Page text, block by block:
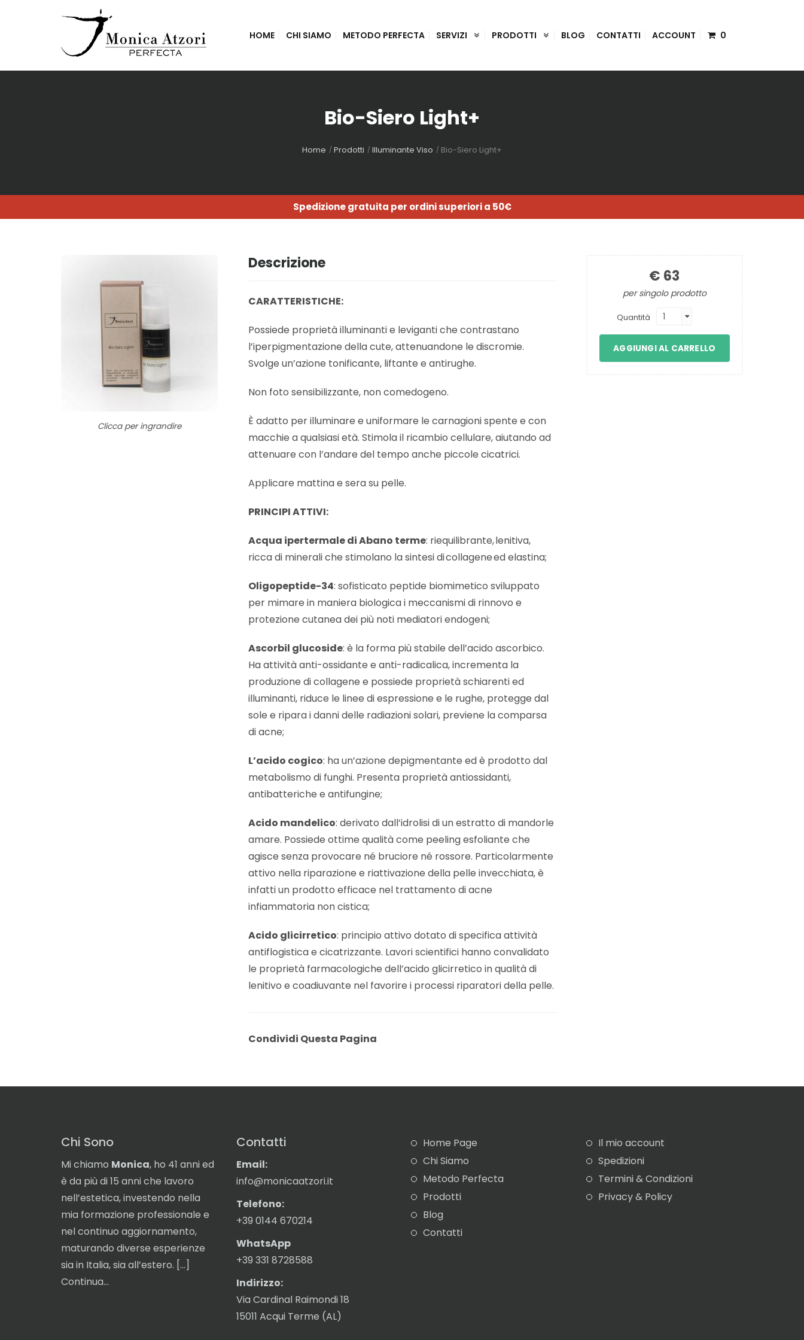
HOME CHI SIAMO METODO PERFECTA SERVIZI PRODOTTI BLOG CONTATTI ACCOUNT 0
Bio-Siero Light+
Home Prodotti Illuminante Viso Bio-Siero Light+
Spedizione gratuita per ordini superiori a 50€
Clicca per ingrandire
Descrizione
CARATTERISTICHE:
Possiede proprietà illuminanti e leviganti che contrastano
l’iperpigmentazione della cute, attenuandone le discromie.
Svolge un’azione tonificante, liftante e antirughe.
Non foto sensibilizzante, non comedogeno.
È adatto per illuminare e uniformare le carnagioni spente e con
macchie a qualsiasi età. Stimola il ricambio cellulare, aiutando ad
attenuare con l’andare del tempo anche piccole cicatrici.
Applicare mattina e sera su pelle.
PRINCIPI ATTIVI:
Acqua ipertermale di Abano terme: riequilibrante, lenitiva,
ricca di minerali che stimolano la sintesi di collagene ed elastina;
Oligopeptide-34: sofisticato peptide biomimetico sviluppato
per mimare in maniera biologica i meccanismi di rinnovo e
protezione cutanea dei più noti mediatori endogeni;
Ascorbil glucoside: è la forma più stabile dell’acido ascorbico.
Ha attività anti-ossidante e anti-radicalica, incrementa la
produzione di collagene e possiede proprietà schiarenti ed
illuminanti, riduce le linee di espressione e le rughe, protegge dal
sole e ripara i danni delle radiazioni solari, previene la comparsa
di acne;
L’acido cogico: ha un’azione depigmentante ed è prodotto dal
metabolismo di funghi. Presenta proprietà antiossidanti,
antibatteriche e antifungine;
Acido mandelico: derivato dall’idrolisi di un estratto di mandorle
amare. Possiede ottime qualità come peeling esfoliante che
agisce senza provocare né bruciore né rossore. Particolarmente
attivo nella riparazione e riattivazione della pelle invecchiata, è
infatti un prodotto efficace nel trattamento di acne
infiammatoria non cistica;
Acido glicirretico: principio attivo dotato di specifica attività
antiflogistica e cicatrizzante. Lavori scientifici hanno convalidato
le proprietà farmacologiche dell’acido glicirretico in qualità di
lenitivo e coadiuvante nel favorire i processi riparatori della pelle.
Condividi Questa Pagina
€ 63
per singolo prodotto
Quantità
AGGIUNGI AL CARRELLO
Chi Sono
Mi chiamo Monica, ho 41 anni ed
è da più di 15 anni che lavoro
nell’estetica, investendo nella
mia formazione professionale e
nel continuo aggiornamento,
maturando diverse esperienze
sia in Italia, sia all’estero. […]
Continua…
Contatti
Email:
info@monicaatzori.it
Telefono:
+39 0144 670214
WhatsApp
+39 331 8728588
Indirizzo:
Via Cardinal Raimondi 18
15011 Acqui Terme (AL)
Home Page
Chi Siamo
Metodo Perfecta
Prodotti
Blog
Contatti
Il mio account
Spedizioni
Termini & Condizioni
Privacy & Policy